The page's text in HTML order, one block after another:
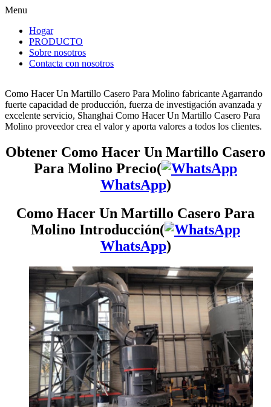
Menu
Hogar
PRODUCTO
Sobre nosotros
Contacta con nosotros
Como Hacer Un Martillo Casero Para Molino fabricante Agarrando
fuerte capacidad de producción, fuerza de investigación avanzada y
excelente servicio, Shanghai Como Hacer Un Martillo Casero Para
Molino proveedor crea el valor y aporta valores a todos los clientes.
Obtener Como Hacer Un Martillo Casero
Para Molino Precio(
WhatsApp)
Como Hacer Un Martillo Casero Para
Molino Introducción(
WhatsApp)